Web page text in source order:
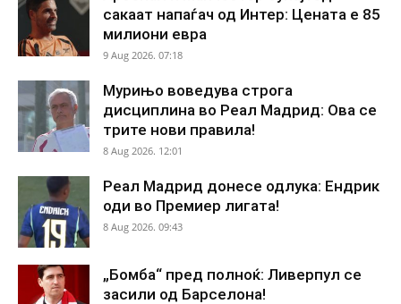
сакаат напаѓач од Интер: Цената е 85
милиони евра
9 Aug 2026. 07:18
Мурињо воведува строга
дисциплина во Реал Мадрид: Ова се
трите нови правила!
8 Aug 2026. 12:01
Реал Мадрид донесе одлука: Ендрик
оди во Премиер лигата!
8 Aug 2026. 09:43
„Бомба“ пред полноќ: Ливерпул се
засили од Барселона!